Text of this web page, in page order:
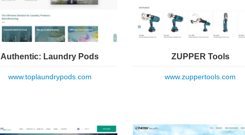
Authentic: Laundry Pods
www.toplaundrypods.com
ZUPPER Tools
www.zuppertools.com